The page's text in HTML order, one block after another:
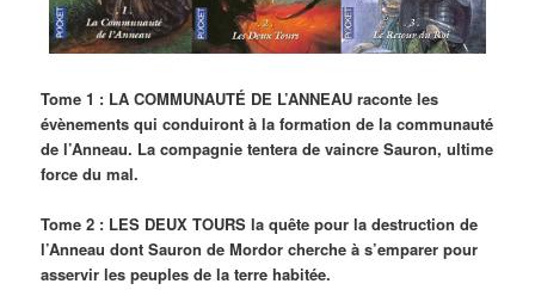
Tome 1 : LA COMMUNAUTÉ DE L’ANNEAU raconte les
évènements qui conduiront à la formation de la communauté
de l’Anneau. La compagnie tentera de vaincre Sauron, ultime
force du mal.
Tome 2 : LES DEUX TOURS la quête pour la destruction de
l’Anneau dont Sauron de Mordor cherche à s’emparer pour
asservir les peuples de la terre habitée.